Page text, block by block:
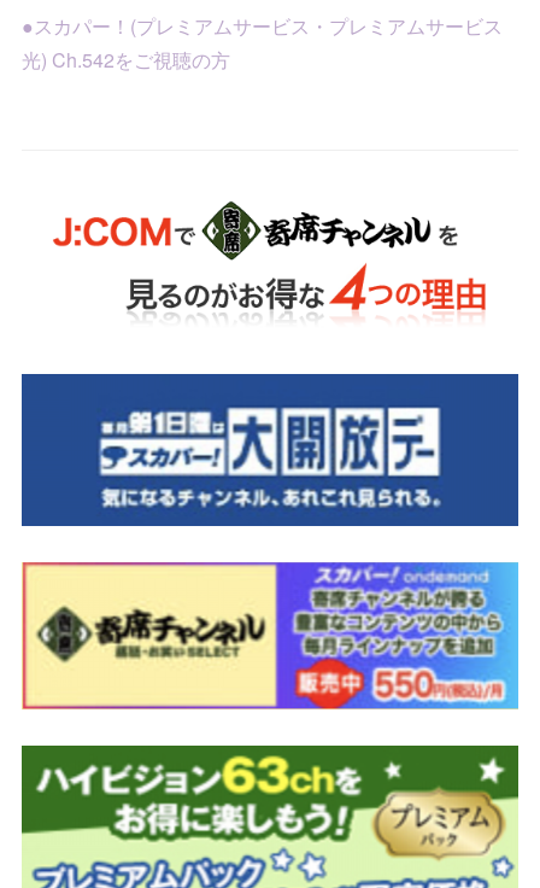
●スカパー！(プレミアムサービス・プレミアムサービス
光) Ch.542をご視聴の方